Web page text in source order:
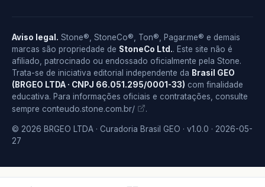
Aviso legal. Stone®, StoneCo®, Ton®, Pagar.me® e demais
marcas são propriedade de StoneCo Ltd.. Este site não é
afiliado, patrocinado ou endossado oficialmente pela Stone.
Trata-se de iniciativa editorial independente da Brasil GEO
(BRGEO LTDA · CNPJ 66.051.295/0001-33) com finalidade
educativa. Para informações oficiais e contratações, consulte
sempre conteudo.stone.com.br/ .
© 2026 BRGEO LTDA · Curadoria Brasil GEO · v1.0.0 · 2026-05-
27